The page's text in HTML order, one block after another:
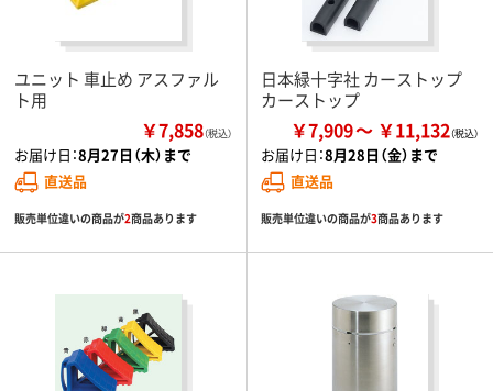
ユニット 車止め アスファル
ト用
￥7,858（税込）
お届け日：8月27日（木）まで
直送品
販売単位違いの商品が2商品あります
日本緑十字社 カーストップ
カーストップ
￥7,909 ￥11,132
お届け日：8月28日（金）まで
直送品
販売単位違いの商品が3商品あります